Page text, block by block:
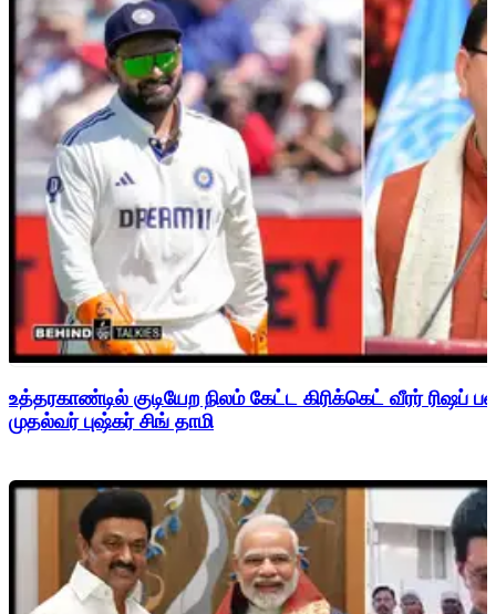
உத்தரகாண்டில் குடியேற நிலம் கேட்ட கிரிக்கெட் வீரர்
முதல்வர் புஷ்கர் சிங் தாமி